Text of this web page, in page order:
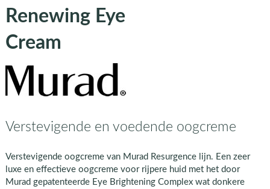
Renewing Eye
Cream
Verstevigende en voedende oogcreme
Verstevigende oogcreme van Murad Resurgence lijn. Een zeer
luxe en effectieve oogcreme voor rijpere huid met het door
Murad gepatenteerde Eye Brightening Complex wat donkere